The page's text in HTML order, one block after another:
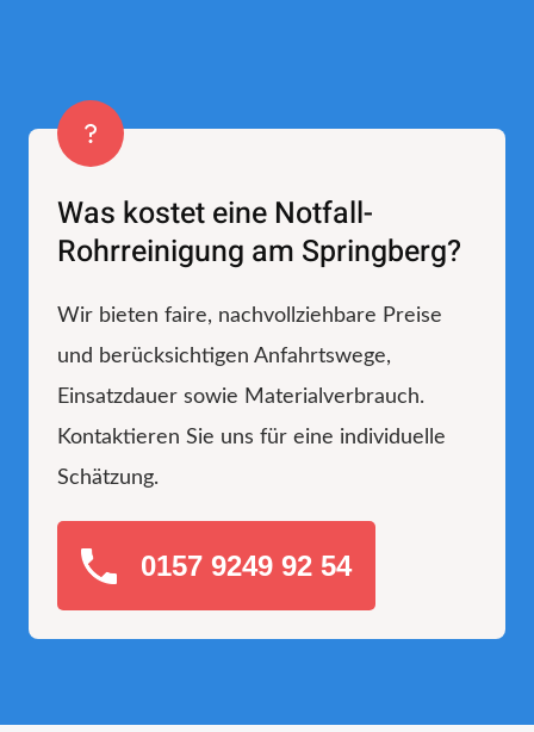
Was kostet eine Notfall-
Rohrreinigung am Springberg?
Wir bieten faire, nachvollziehbare Preise
und berücksichtigen Anfahrtswege,
Einsatzdauer sowie Materialverbrauch.
Kontaktieren Sie uns für eine individuelle
Schätzung.
0157 9249 92 54